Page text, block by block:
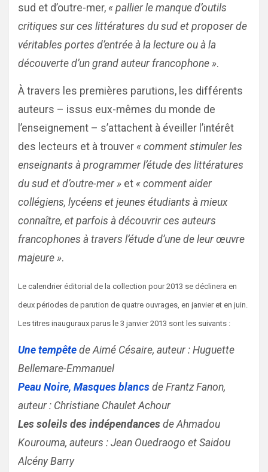
sud et d’outre-mer, « pallier le manque d’outils
critiques sur ces littératures du sud et proposer de
véritables portes d’entrée à la lecture ou à la
découverte d’un grand auteur francophone ».
À travers les premières parutions, les différents
auteurs – issus eux-mêmes du monde de
l’enseignement – s’attachent à éveiller l’intérêt
des lecteurs et à trouver « comment stimuler les
enseignants à programmer l’étude des littératures
du sud et d’outre-mer » et « comment aider
collégiens, lycéens et jeunes étudiants à mieux
connaître, et parfois à découvrir ces auteurs
francophones à travers l’étude d’une de leur œuvre
majeure ».
Le calendrier éditorial de la collection pour 2013 se déclinera en
deux périodes de parution de quatre ouvrages, en janvier et en juin.
Les titres inauguraux parus le 3 janvier 2013 sont les suivants :
Une tempête de Aimé Césaire, auteur : Huguette
Bellemare-Emmanuel
Peau Noire, Masques blancs de Frantz Fanon,
auteur : Christiane Chaulet Achour
Les soleils des indépendances de Ahmadou
Kourouma, auteurs : Jean Ouedraogo et Saidou
Alcény Barry